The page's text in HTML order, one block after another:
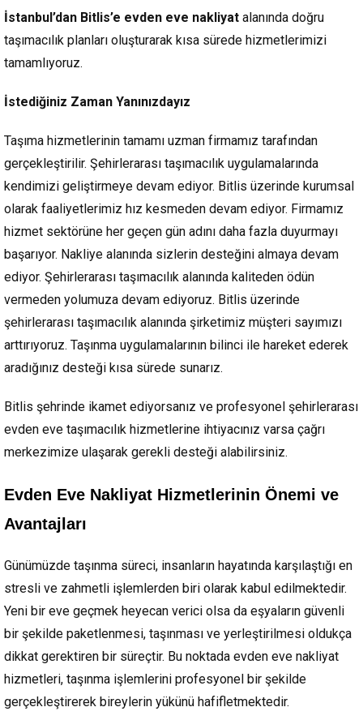
İstanbul’dan Bitlis’e evden eve nakliyat alanında doğru
taşımacılık planları oluşturarak kısa sürede hizmetlerimizi
tamamlıyoruz.
İstediğiniz Zaman Yanınızdayız
Taşıma hizmetlerinin tamamı uzman firmamız tarafından
gerçekleştirilir. Şehirlerarası taşımacılık uygulamalarında
kendimizi geliştirmeye devam ediyor. Bitlis üzerinde kurumsal
olarak faaliyetlerimiz hız kesmeden devam ediyor. Firmamız
hizmet sektörüne her geçen gün adını daha fazla duyurmayı
başarıyor. Nakliye alanında sizlerin desteğini almaya devam
ediyor. Şehirlerarası taşımacılık alanında kaliteden ödün
vermeden yolumuza devam ediyoruz. Bitlis üzerinde
şehirlerarası taşımacılık alanında şirketimiz müşteri sayımızı
arttırıyoruz. Taşınma uygulamalarının bilinci ile hareket ederek
aradığınız desteği kısa sürede sunarız.
Bitlis şehrinde ikamet ediyorsanız ve profesyonel şehirlerarası
evden eve taşımacılık hizmetlerine ihtiyacınız varsa çağrı
merkezimize ulaşarak gerekli desteği alabilirsiniz.
Evden Eve Nakliyat Hizmetlerinin Önemi ve
Avantajları
Günümüzde taşınma süreci, insanların hayatında karşılaştığı en
stresli ve zahmetli işlemlerden biri olarak kabul edilmektedir.
Yeni bir eve geçmek heyecan verici olsa da eşyaların güvenli
bir şekilde paketlenmesi, taşınması ve yerleştirilmesi oldukça
dikkat gerektiren bir süreçtir. Bu noktada evden eve nakliyat
hizmetleri, taşınma işlemlerini profesyonel bir şekilde
gerçekleştirerek bireylerin yükünü hafifletmektedir.